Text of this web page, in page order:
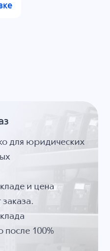
для юридических
и цена
заказа.
после 100%